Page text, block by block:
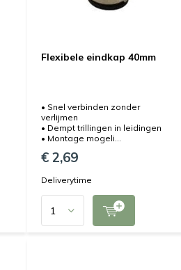
Flexibele eindkap 40mm
• Snel verbinden zonder
verlijmen
• Dempt trillingen in leidingen
• Montage mogeli...
€ 2,69
Deliverytime